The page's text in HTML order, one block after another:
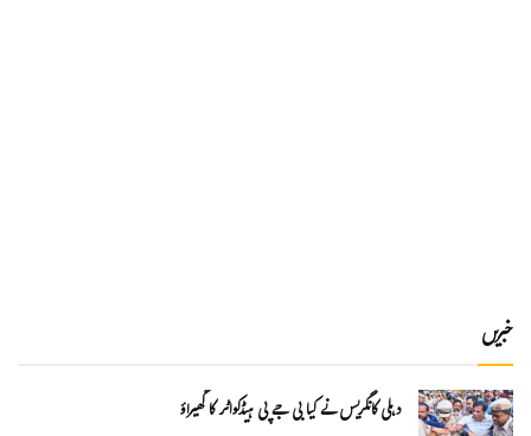
خبریں
دہلی کانگریس نے کیا بی جے پی ہیڈکواٹر کا گھیراؤ